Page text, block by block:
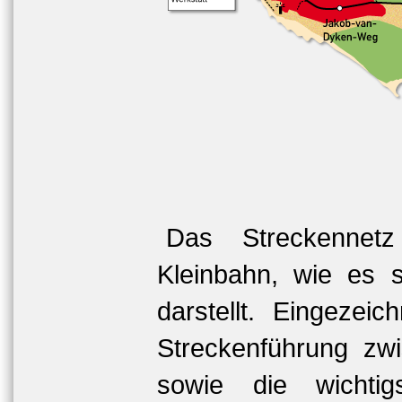
Das
Kleinbahn, wie es
darstellt.
Streckenführung
sowie die